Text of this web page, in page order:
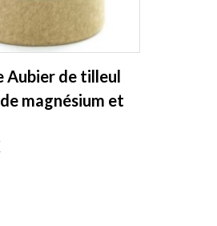
Aubier de tilleul
magnésium et